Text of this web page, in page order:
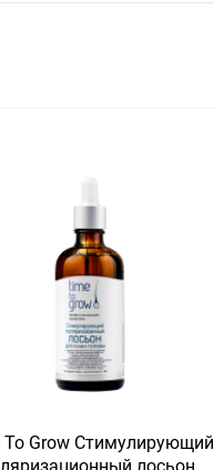
To Grow Стимулирующий